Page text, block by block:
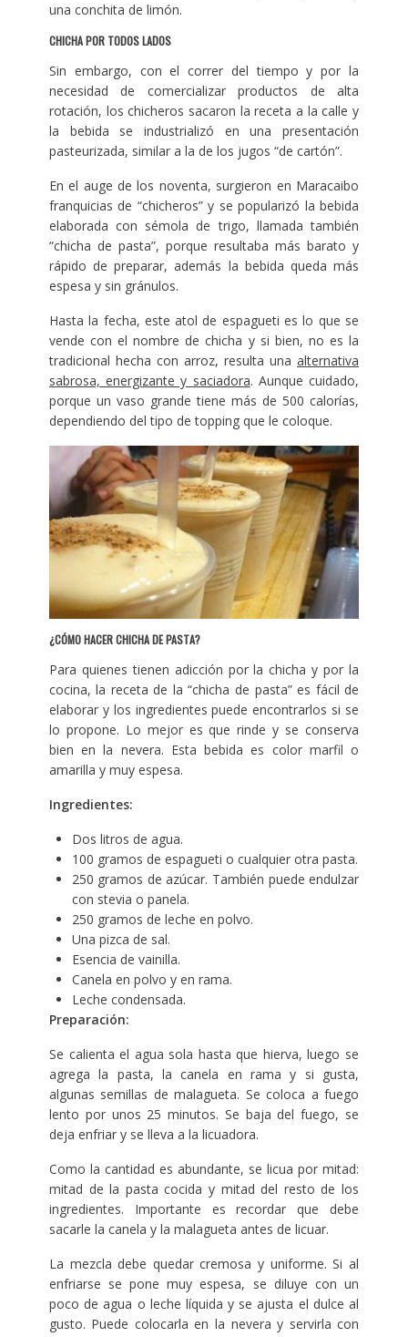
una conchita de limón.
CHICHA POR TODOS LADOS
Sin embargo, con el correr del tiempo y por la
necesidad de comercializar productos de alta
rotación, los chicheros sacaron la receta a la calle y
la bebida se industrializó en una presentación
pasteurizada, similar a la de los jugos “de cartón”.
En el auge de los noventa, surgieron en Maracaibo
franquicias de “chicheros” y se popularizó la bebida
elaborada con sémola de trigo, llamada también
“chicha de pasta”, porque resultaba más barato y
rápido de preparar, además la bebida queda más
espesa y sin gránulos.
Hasta la fecha, este atol de espagueti es lo que se
vende con el nombre de chicha y si bien, no es la
tradicional hecha con arroz, resulta unaalternativa
sabrosa, energizante y saciadora. Aunque cuidado,
porque un vaso grande tiene más de 500 calorías,
dependiendo del tipo de topping que le coloque.
¿CÓMO HACER CHICHA DE PASTA?
Para quienes tienen adicción por la chicha y por la
cocina, la receta de la “chicha de pasta” es fácil de
elaborar y los ingredientes puede encontrarlos si se
lo propone. Lo mejor es que rinde y se conserva
bien en la nevera. Esta bebida es color marfil o
amarilla y muy espesa.
Ingredientes:
Dos litros de agua.
100 gramos de espagueti o cualquier otra pasta.
250 gramos de azúcar. También puede endulzar
con stevia o panela.
250 gramos de leche en polvo.
Una pizca de sal.
Esencia de vainilla.
Canela en polvo y en rama.
Leche condensada.
Preparación:
Se calienta el agua sola hasta que hierva, luego se
agrega la pasta, la canela en rama y si gusta,
algunas semillas de malagueta. Se coloca a fuego
lento por unos 25 minutos. Se baja del fuego, se
deja enfriar y se lleva a la licuadora.
Como la cantidad es abundante, se licua por mitad:
mitad de la pasta cocida y mitad del resto de los
ingredientes. Importante es recordar que debe
sacarle la canela y la malagueta antes de licuar.
La mezcla debe quedar cremosa y uniforme. Si al
enfriarse se pone muy espesa, se diluye con un
poco de agua o leche líquida y se ajusta el dulce al
gusto. Puede colocarla en la nevera y servirla con